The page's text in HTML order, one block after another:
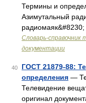
Термины и
Азимутальный
радиомаяк&#8230;
Словарь-справочник
документации
40
ГОСТ 21879-88:
определения —
Телевидение
оригинал